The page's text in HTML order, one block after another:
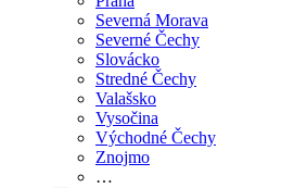
Severná Morava
Severné Čechy
Slovácko
Stredné Čechy
Valašsko
Vysočina
Východné Čechy
Znojmo
…